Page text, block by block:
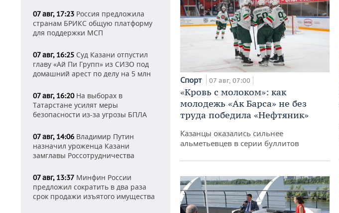
07 авг, 17:23 Россия предложила
странам БРИКС общую платформу
для поддержки МСП
07 авг, 16:25 Суд Казани отпустил
главу «Ай Пи Групп» из СИЗО под
домашний арест по делу на 5 млн
07 авг, 16:20На выборах в
Татарстане усилят меры
безопасности из-за угрозы БПЛА
07 авг, 14:06 Владимир Путин
назначил уроженца Казани
замглавы Россотрудничества
07 авг, 13:37 Минфин России
предложил сократить в два раза
срок продажи изъятого имущества
Спорт 07 авг, 07:00
«Кровь с молоком»: как
молодежь «Ак Барса» не без
труда победила «Нефтяник»
Казанцы оказались сильнее
альметьевцев в серии буллитов